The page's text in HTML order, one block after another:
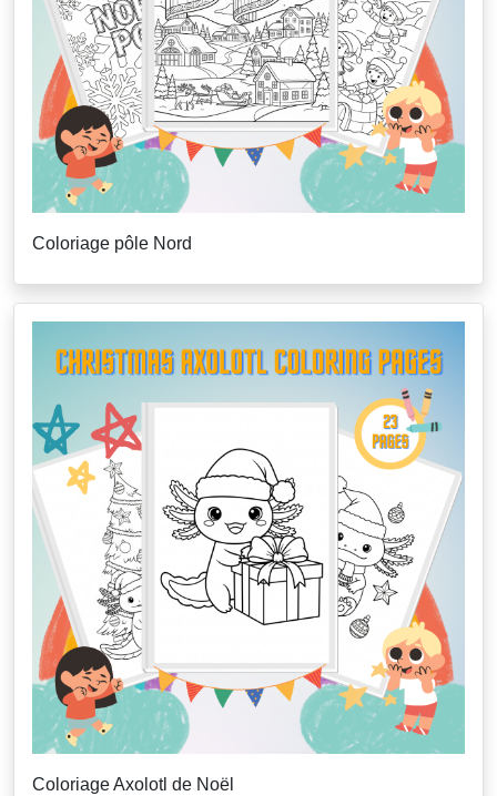
Coloriage pôle Nord
Coloriage Axolotl de Noël